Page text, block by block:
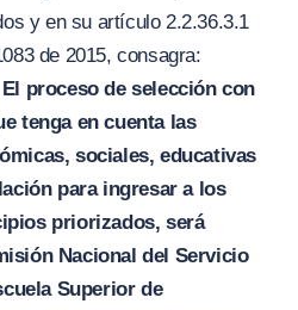
y en su artículo 2.2.36.3.1
de 2015, consagra:
proceso de selección con
tenga en cuenta las
sociales,educativas
para ingresar a los
priorizados, será
Nacional del Servicio
Superior de